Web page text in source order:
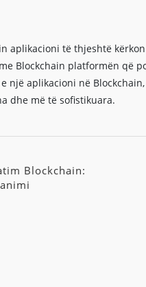
aplikacioni të thjeshtë
Blockchain platformën që
një aplikacioni në
dhe më të sofistikuara.
Blockchain: